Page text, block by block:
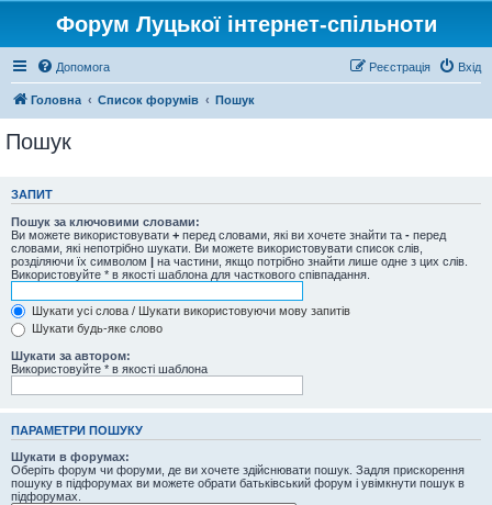
Форум Луцької інтернет-спільноти
Допомога Вхід
Реєстрація
Головна Список форумів Пошук
Пошук
ЗАПИТ
Пошук за ключовими словами:
Ви можете використовувати + перед словами, які ви хочете знайти та - перед
словами, які непотрібно шукати. Ви можете використовувати список слів,
розділяючи їх символом | на частини, якщо потрібно знайти лише одне з цих слів.
Використовуйте * в якості шаблона для часткового співпадання.
Шукати усі слова / Шукати використовуючи мову запитів
Шукати будь-яке слово
Шукати за автором:
Використовуйте * в якості шаблона
ПАРАМЕТРИ ПОШУКУ
Шукати в форумах:
Оберіть форум чи форуми, де ви хочете здійснювати пошук. Задля прискорення
пошуку в підфорумах ви можете обрати батьківський форум і увімкнути пошук в
підфорумах.